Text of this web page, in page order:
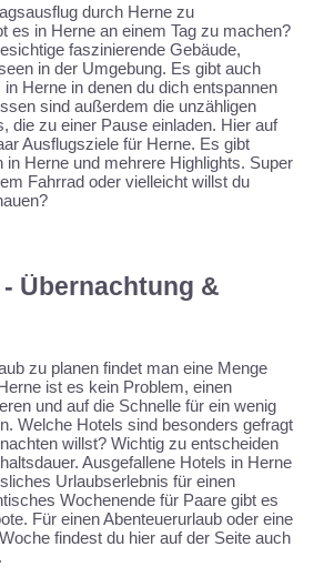
durch Herne zu
es in Herne an einem Tag zu machen?
faszinierende Gebäude,
in der Umgebung. Es gibt auch
Herne in denen du dich entspannen
sind außerdem die unzähligen
die zu einer Pause einladen. Hier auf
Ausflugsziele für Herne. Es gibt
in Herne und mehrere Highlights. Super
Fahrrad oder vielleicht willst du
Übernachtung &
zu planen findet man eine Menge
ist es kein Problem, einen
und auf die Schnelle für ein wenig
Welche Hotels sind besonders gefragt
willst? Wichtig zu entscheiden
Ausgefallene Hotels in Herne
Urlaubserlebnis für einen
Wochenende für Paare gibt es
Für einen Abenteuerurlaub oder eine
findest du hier auf der Seite auch